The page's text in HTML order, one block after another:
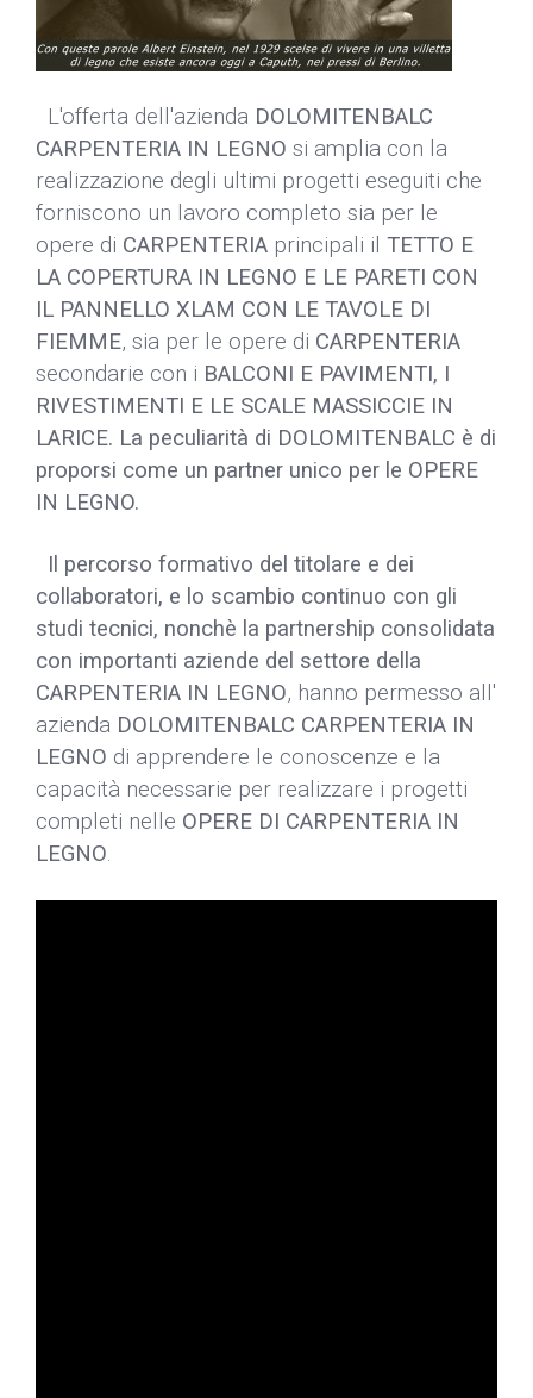
L'offerta dell'azienda DOLOMITENBALC
CARPENTERIA IN LEGNO si amplia con la
realizzazione degli ultimi progetti eseguiti che
forniscono un lavoro completo sia per le
opere di CARPENTERIA principali il TETTO E
LA COPERTURA IN LEGNO E LE PARETI CON
IL PANNELLO XLAM CON LE TAVOLE DI
FIEMME, sia per le opere di CARPENTERIA
secondarie con i BALCONI E PAVIMENTI, I
RIVESTIMENTI E LE SCALE MASSICCIE IN
LARICE. La peculiarità di DOLOMITENBALC è di
proporsi come un partner unico per le OPERE
IN LEGNO.
Il percorso formativo del titolare e dei
collaboratori, e lo scambio continuo con gli
studi tecnici, nonchè la partnership consolidata
con importanti aziende del settore della
CARPENTERIA IN LEGNO, hanno permesso all'
azienda DOLOMITENBALC CARPENTERIA IN
LEGNO di apprendere le conoscenze e la
capacità necessarie per realizzare i progetti
completi nelle OPERE DI CARPENTERIA IN
LEGNO.